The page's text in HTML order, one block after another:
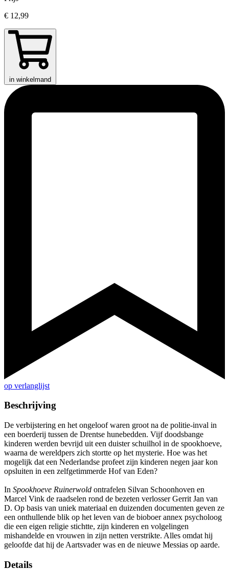
€ 12,99
in winkelmand
op verlanglijst
Beschrijving
De verbijstering en het ongeloof waren groot na de politie-inval in
een boerderij tussen de Drentse hunebedden. Vijf doodsbange
kinderen werden bevrijd uit een duister schuilhol in de spookhoeve,
waarna de wereldpers zich stortte op het mysterie. Hoe was het
mogelijk dat een Nederlandse profeet zijn kinderen negen jaar kon
opsluiten in een zelfgetimmerde Hof van Eden?
In Spookhoeve Ruinerwold ontrafelen Silvan Schoonhoven en
Marcel Vink de raadselen rond de bezeten verlosser Gerrit Jan van
D. Op basis van uniek materiaal en duizenden documenten geven ze
een onthullende blik op het leven van de bioboer annex psycholoog
die een eigen religie stichtte, zijn kinderen en volgelingen
mishandelde en vrouwen in zijn netten verstrikte. Alles omdat hij
geloofde dat hij de Aartsvader was en de nieuwe Messias op aarde.
Details